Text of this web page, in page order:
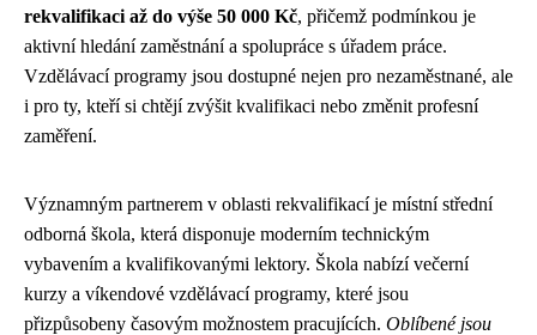
rekvalifikaci až do výše 50 000 Kč, přičemž podmínkou je
aktivní hledání zaměstnání a spolupráce s úřadem práce.
Vzdělávací programy jsou dostupné nejen pro nezaměstnané, ale
i pro ty, kteří si chtějí zvýšit kvalifikaci nebo změnit profesní
zaměření.
Významným partnerem v oblasti rekvalifikací je místní střední
odborná škola, která disponuje moderním technickým
vybavením a kvalifikovanými lektory. Škola nabízí večerní
kurzy a víkendové vzdělávací programy, které jsou
přizpůsobeny časovým možnostem pracujících. Oblíbené jsou